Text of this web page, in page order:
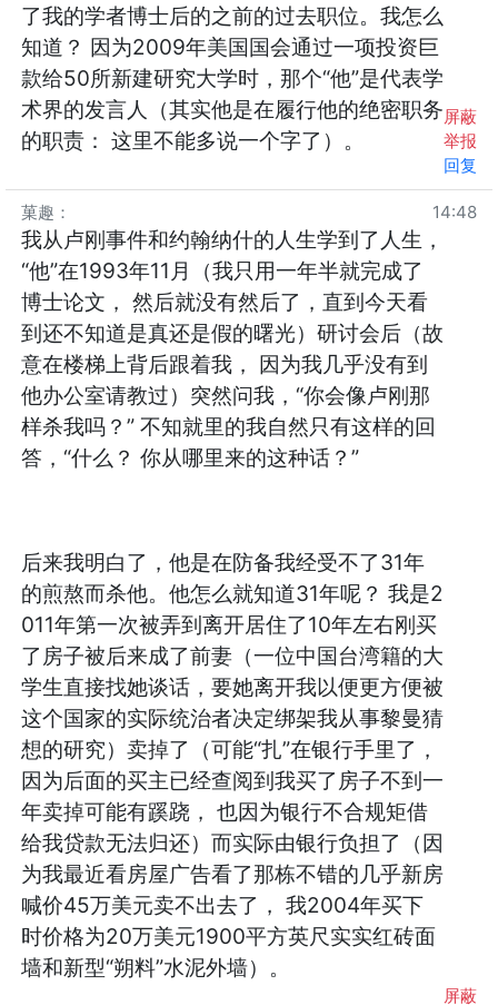
了我的学者博士后的之前的过去职位。我怎么
知道？ 因为2009年美国国会通过一项投资巨
款给50所新建研究大学时，那个“他”是代表学
术界的发言人（其实他是在履行他的绝密职务
的职责： 这里不能多说一个字了）。
屏蔽
举报
回复
菓趣 ： 14:48
我从卢刚事件和约翰纳什的人生学到了人生，
“他”在1993年11月（我只用一年半就完成了
博士论文， 然后就没有然后了，直到今天看
到还不知道是真还是假的曙光）研讨会后（故
意在楼梯上背后跟着我， 因为我几乎没有到
他办公室请教过）突然问我，“你会像卢刚那
样杀我吗？” 不知就里的我自然只有这样的回
答，“什么？ 你从哪里来的这种话？”
后来我明白了，他是在防备我经受不了31年
的煎熬而杀他。他怎么就知道31年呢？ 我是2
011年第一次被弄到离开居住了10年左右刚买
了房子被后来成了前妻（一位中国台湾籍的大
学生直接找她谈话，要她离开我以便更方便被
这个国家的实际统治者决定绑架我从事黎曼猜
想的研究）卖掉了（可能“扎”在银行手里了，
因为后面的买主已经查阅到我买了房子不到一
年卖掉可能有蹊跷， 也因为银行不合规矩借
给我贷款无法归还）而实际由银行负担了（因
为我最近看房屋广告看了那栋不错的几乎新房
喊价45万美元卖不出去了， 我2004年买下
时价格为20万美元1900平方英尺实实红砖面
墙和新型“朔料”水泥外墙）。
屏蔽